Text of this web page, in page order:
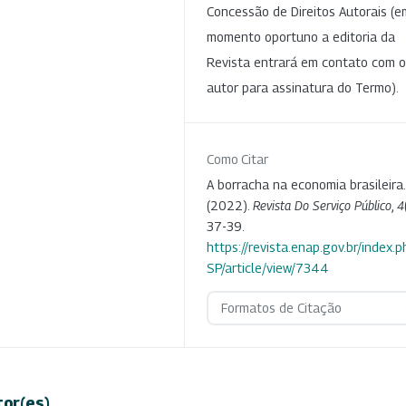
Concessão de Direitos Autorais
momento oportuno a editoria da
Revista entrará em contato com o
autor para assinatura do Termo).
Como Citar
A borracha na economia brasileira.
(2022). Revista Do Serviço Público 4
37-39.
https://revista.enap.gov.br/
SP/article/view/7344
Formatos de Citação